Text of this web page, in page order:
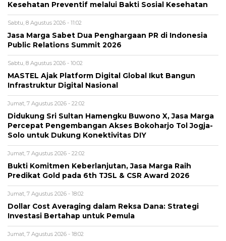
Kesehatan Preventif melalui Bakti Sosial Kesehatan
Sabtu, 8 Agustus 2026 - 11:02
Jasa Marga Sabet Dua Penghargaan PR di Indonesia
Public Relations Summit 2026
Sabtu, 8 Agustus 2026 - 10:02
MASTEL Ajak Platform Digital Global Ikut Bangun
Infrastruktur Digital Nasional
Jumat, 7 Agustus 2026 - 22:02
Didukung Sri Sultan Hamengku Buwono X, Jasa Marga
Percepat Pengembangan Akses Bokoharjo Tol Jogja-
Solo untuk Dukung Konektivitas DIY
Jumat, 7 Agustus 2026 - 22:02
Bukti Komitmen Keberlanjutan, Jasa Marga Raih
Predikat Gold pada 6th TJSL & CSR Award 2026
Jumat, 7 Agustus 2026 - 18:02
Dollar Cost Averaging dalam Reksa Dana: Strategi
Investasi Bertahap untuk Pemula
Jumat, 7 Agustus 2026 - 18:02